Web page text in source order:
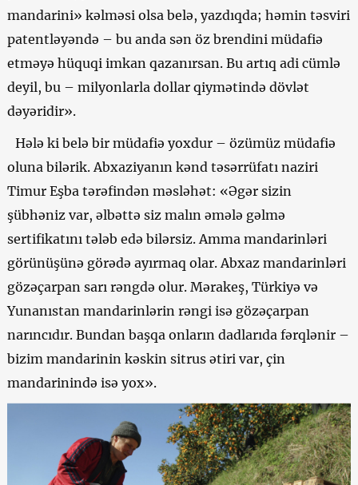
mandarini» kəlməsi olsa belə, yazdıqda; həmin təsviri
patentləyəndə – bu anda sən öz brendini müdafiə
etməyə hüquqi imkan qazanırsan. Bu artıq adi cümlə
deyil, bu – milyonlarla dollar qiymətində dövlət
dəyəridir».
Hələ ki belə bir müdafiə yoxdur – özümüz müdafiə
oluna bilərik. Abxaziyanın kənd təsərrüfatı naziri
Timur Eşba tərəfindən məsləhət: «Əgər sizin
şübhəniz var, əlbəttə siz malın əmələ gəlmə
sertifikatını tələb edə bilərsiz. Amma mandarinləri
görünüşünə görədə ayırmaq olar. Abxaz mandarinləri
gözəçarpan sarı rəngdə olur. Mərakeş, Türkiyə və
Yunanıstan mandarinlərin rəngi isə gözəçarpan
narıncıdır. Bundan başqa onların dadlarıda fərqlənir –
bizim mandarinin kəskin sitrus ətiri var, çin
mandarinində isə yox».